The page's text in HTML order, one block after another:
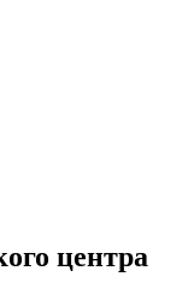
центра